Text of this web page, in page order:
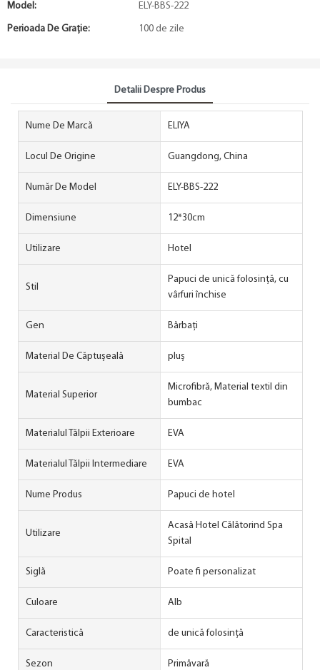
Model:
ELY-BBS-222
Perioada De Graţie: 100 de zile
Detalii Despre Produs
Nume De Marcă ELIYA
Locul De Origine Guangdong, China
Număr De Model ELY-BBS-222
Dimensiune 12*30cm
Utilizare Hotel
Stil
Papuci de unică folosință, cu
vârfuri închise
Gen Bărbați
Material De Căptușeală pluș
Material Superior
Microfibră, Material textil din
bumbac
Materialul Tălpii Exterioare EVA
Materialul Tălpii Intermediare EVA
Nume Produs Papuci de hotel
Utilizare
Acasă Hotel Călătorind Spa
Spital
Siglă Poate fi personalizat
Culoare Alb
Caracteristică de unică folosință
Sezon Primăvară